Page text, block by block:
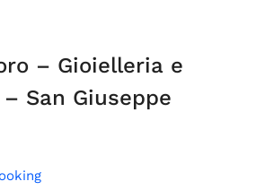
– Gioielleria e
San Giuseppe